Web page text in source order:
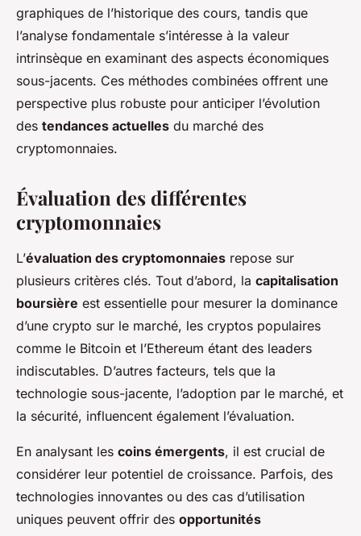
graphiques de l’historique des cours, tandis que
l’analyse fondamentale s’intéresse à la valeur
intrinsèque en examinant des aspects économiques
sous-jacents. Ces méthodes combinées offrent une
perspective plus robuste pour anticiper l’évolution
des tendances actuelles du marché des
cryptomonnaies.
Évaluation des différentes
cryptomonnaies
L’évaluation des cryptomonnaies repose sur
plusieurs critères clés. Tout d’abord, la capitalisation
boursière est essentielle pour mesurer la dominance
d’une crypto sur le marché, les cryptos populaires
comme le Bitcoin et l’Ethereum étant des leaders
indiscutables. D’autres facteurs, tels que la
technologie sous-jacente, l’adoption par le marché, et
la sécurité, influencent également l’évaluation.
En analysant les coins émergents, il est crucial de
considérer leur potentiel de croissance. Parfois, des
technologies innovantes ou des cas d’utilisation
uniques peuvent offrir des opportunités